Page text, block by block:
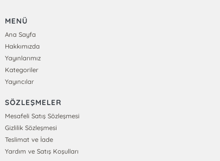
MENÜ
Ana Sayfa
Hakkımızda
Yayınlarımız
Kategoriler
Yayıncılar
SÖZLEŞMELER
Mesafeli Satış Sözleşmesi
Gizlilik Sözleşmesi
Teslimat ve İade
Yardım ve Satış Koşulları